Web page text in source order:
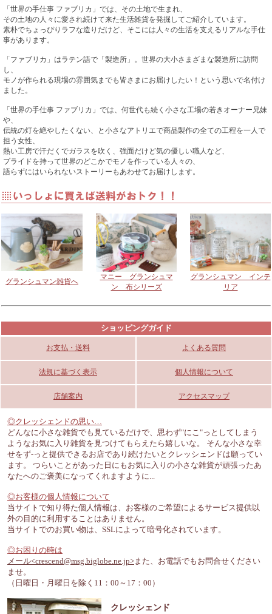
「世界の手仕事 ファブリカ」では、その土地で生まれ、
その土地の人々に愛され続けて来た生活雑貨を発掘してご紹介しています。
素朴でちょっぴりラフな造りだけど、そこには人々の生活を支えるリアルな手仕
事があります。
「ファブリカ」はラテン語で「製造所」。世界の大小さまざまな製造所に訪問
し、
モノが作られる現場の雰囲気までも皆さまにお届けしたい！という思いで名付け
ました。
「世界の手仕事 ファブリカ」では、何世代も続く小さな工場の若きオーナー兄妹
や、
伝統の灯を絶やしたくない、と小さなアトリエで商品製作の全ての工程を一人で
担う女性、
熱い工房で汗だくでガラスを吹く、強面だけど気の優しい職人など、
プライドを持って世界のどこかでモノを作っている人々の、
語らずにはいられないストーリーもあわせてお届けします。
グランシュマン雑貨へ
マニー グランシュマ
ン 布シリーズ
グランシュマン インテ
リア
ショッピングガイド
お支払・送料 よくある質問
法規に基づく表示 個人情報について
店舗案内 アクセスマップ
◎クレッシェンドの思い…
どんなに小さな雑貨でも見ているだけで、思わず"にこ"っとしてしまう
ようなお気に入り雑貨を見つけてもらえたら嬉しいな。 そんな小さな幸
せをず-っと提供できるお店であり続けたいとクレッシェンドは願ってい
ます。 つらいことがあった日にもお気に入りの小さな雑貨が頑張ったあ
なたへのご褒美になってくれますように...
◎お客様の個人情報について
当サイトで知り得た個人情報は、お客様のご希望によるサービス提供以
外の目的に利用することはありません。
当サイトでのお買い物は、SSLによって暗号化されています。
◎お困りの時は
メール<crescend@msg.biglobe.ne.jp> また、お電話でもお問合せください
ませ。
（日曜日・月曜日を除く11：00～17：00）
クレッシェンド